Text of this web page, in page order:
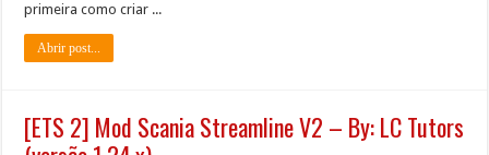
primeira como criar ...
Abrir post...
[ETS 2] Mod Scania Streamline V2 – By: LC Tutors